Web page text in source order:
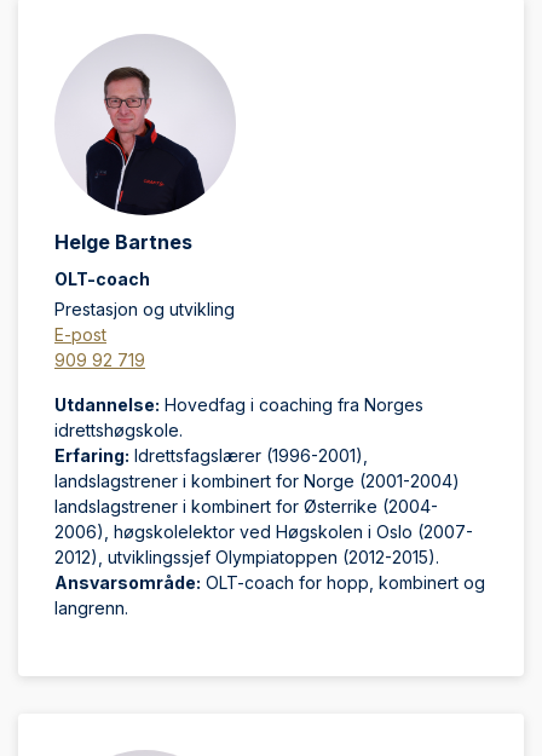
Helge Bartnes
OLT-coach
Prestasjon og utvikling
E-post
909 92 719
Utdannelse: Hovedfag i coaching fra Norges
idrettshøgskole.
Erfaring: Idrettsfagslærer (1996-2001),
landslagstrener i kombinert for Norge (2001-2004)
landslagstrener i kombinert for Østerrike (2004-
2006), høgskolelektor ved Høgskolen i Oslo (2007-
2012), utviklingssjef Olympiatoppen (2012-2015).
Ansvarsområde: OLT-coach for hopp, kombinert og
langrenn.